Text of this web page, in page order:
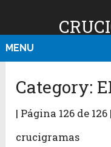
MENU
Category:
| Página 126 de
crucigramas